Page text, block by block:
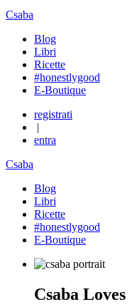
Csaba
Blog
Libri
Ricette
#honestlygood
E-Boutique
registrati
|
entra
Csaba
Blog
Libri
Ricette
#honestlygood
E-Boutique
Csaba Loves